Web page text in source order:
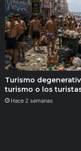
Turismo
turismo o los
Hace 2 semanas